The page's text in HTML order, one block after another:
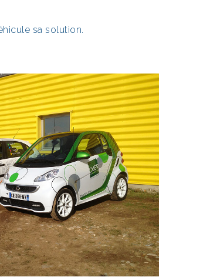
sa solution.